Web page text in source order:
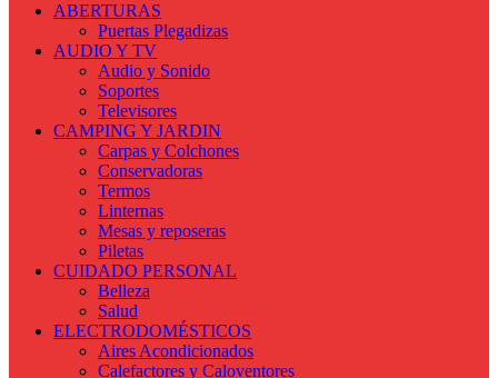
ABERTURAS
Puertas Plegadizas
AUDIO Y TV
Audio y Sonido
Soportes
Televisores
CAMPING Y JARDIN
Carpas y Colchones
Conservadoras
Termos
Linternas
Mesas y reposeras
Piletas
CUIDADO PERSONAL
Belleza
Salud
ELECTRODOMÉSTICOS
Aires Acondicionados
Calefactores y Caloventores